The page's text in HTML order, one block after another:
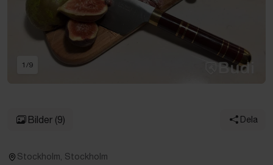
1 /9
Bilder (9) Dela
Stockholm, Stockholm